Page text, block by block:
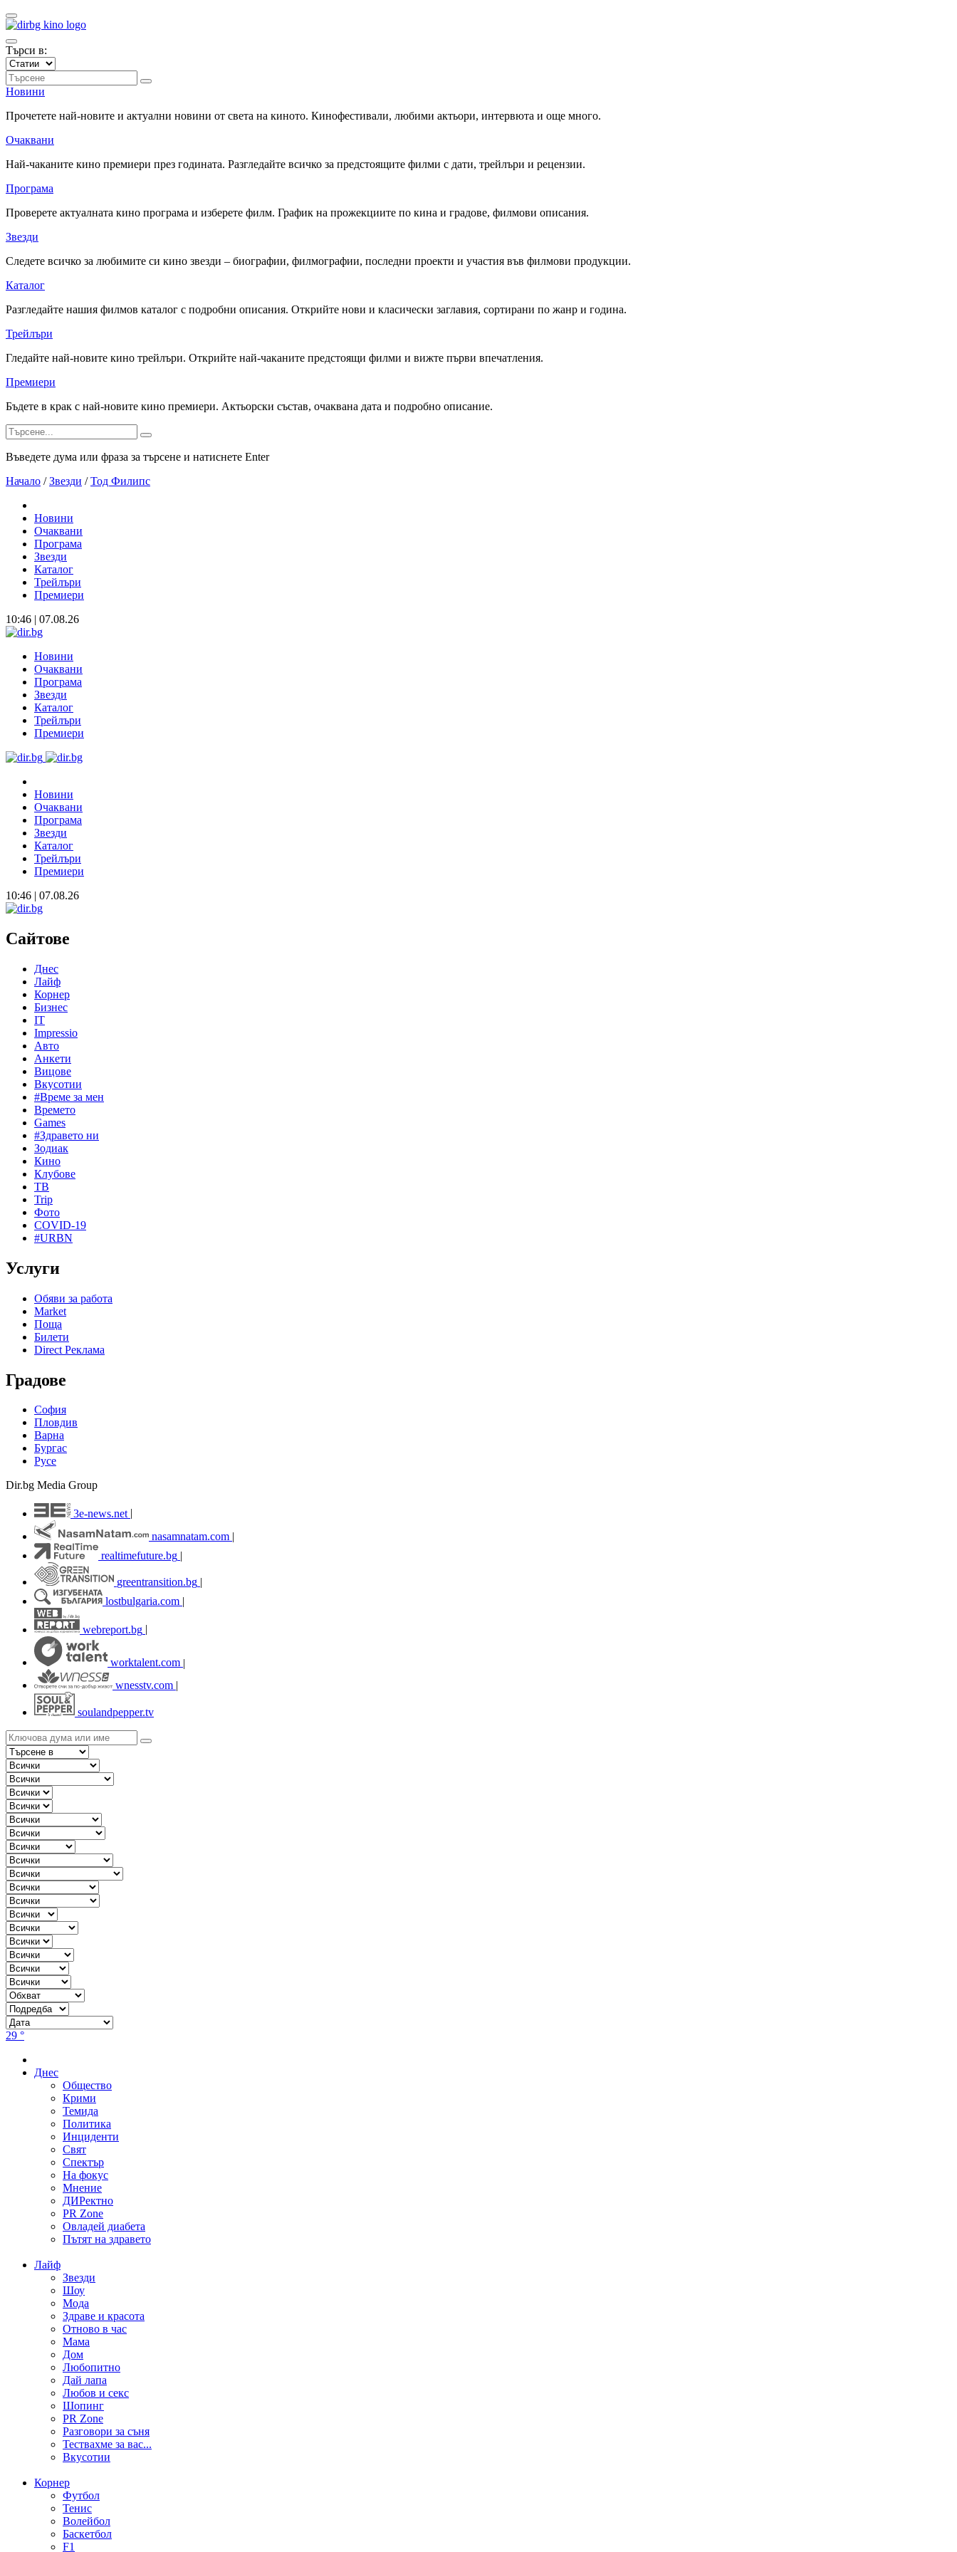
Търси в:
Новини
Прочетете най-новите и актуални новини от света на киното. Кинофестивали, любими актьори, интервюта и още много.
Очаквани
Най-чаканите кино премиери през годината. Разгледайте всичко за предстоящите филми с дати, трейлъри и рецензии.
Програма
Проверете актуалната кино програма и изберете филм. График на прожекциите по кина и градове, филмови описания.
Звезди
Следете всичко за любимите си кино звезди – биографии, филмографии, последни проекти и участия във филмови продукции.
Каталог
Разгледайте нашия филмов каталог с подробни описания. Открийте нови и класически заглавия, сортирани по жанр и година.
Трейлъри
Гледайте най-новите кино трейлъри. Открийте най-чаканите предстоящи филми и вижте първи впечатления.
Премиери
Бъдете в крак с най-новите кино премиери. Актьорски състав, очаквана дата и подробно описание.
Въведете дума или фраза за търсене и натиснете Enter
Начало / Звезди / Тод Филипс
Новини
Очаквани
Програма
Звезди
Каталог
Трейлъри
Премиери
10:46 | 07.08.26
Новини
Очаквани
Програма
Звезди
Каталог
Трейлъри
Премиери
Новини
Очаквани
Програма
Звезди
Каталог
Трейлъри
Премиери
10:46 | 07.08.26
Сайтове
Днес
Лайф
Корнер
Бизнес
IT
Impressio
Авто
Анкети
Вицове
Вкусотии
#Време за мен
Времето
Games
#Здравето ни
Зодиак
Кино
Клубове
ТВ
Trip
Фото
COVID-19
#URBN
Услуги
Обяви за работа
Market
Поща
Билети
Direct Реклама
Градове
София
Пловдив
Варна
Бургас
Русе
Dir.bg Media Group
3e-news.net
nasamnatam.com |
realtimefuture.bg |
greentransition.bg |
lostbulgaria.com |
webreport.bg
worktalent.com |
wnesstv.com |
soulandpepper.tv
29 °
Днес
Общество
Крими
Темида
Политика
Инциденти
Свят
Спектър
На фокус
Мнение
ДИРектно
PR Zone
Овладей диабета
Пътят на здравето
Лайф
Звезди
Шоу
Мода
Здраве и красота
Отново в час
Мама
Дом
Любопитно
Дай лапа
Любов и секс
Шопинг
PR Zone
Разговори за съня
Тествахме за вас...
Вкусотии
Корнер
Футбол
Тенис
Волейбол
Баскетбол
F1